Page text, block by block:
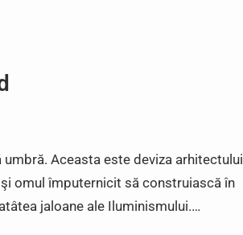
Aceasta este deviza arhitectului
omul împuternicit să construiască în
jaloane ale Iluminismului.…